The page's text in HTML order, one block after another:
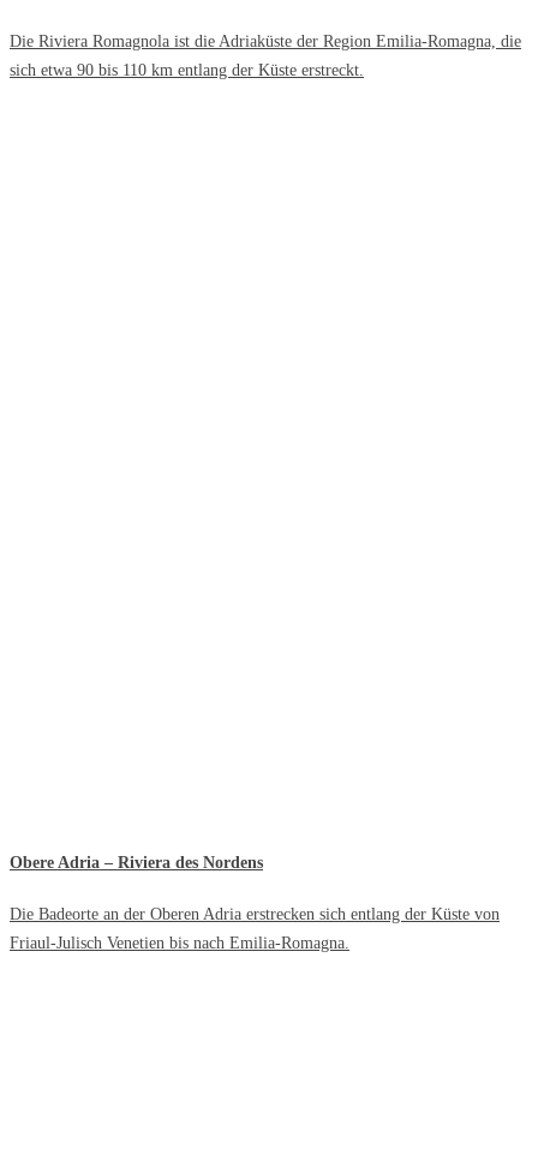
Die Riviera Romagnola ist die Adriaküste der Region Emilia-Romagna, die
sich etwa 90 bis 110 km entlang der Küste erstreckt.
Obere Adria – Riviera des Nordens
Die Badeorte an der Oberen Adria erstrecken sich entlang der Küste von
Friaul-Julisch Venetien bis nach Emilia-Romagna.